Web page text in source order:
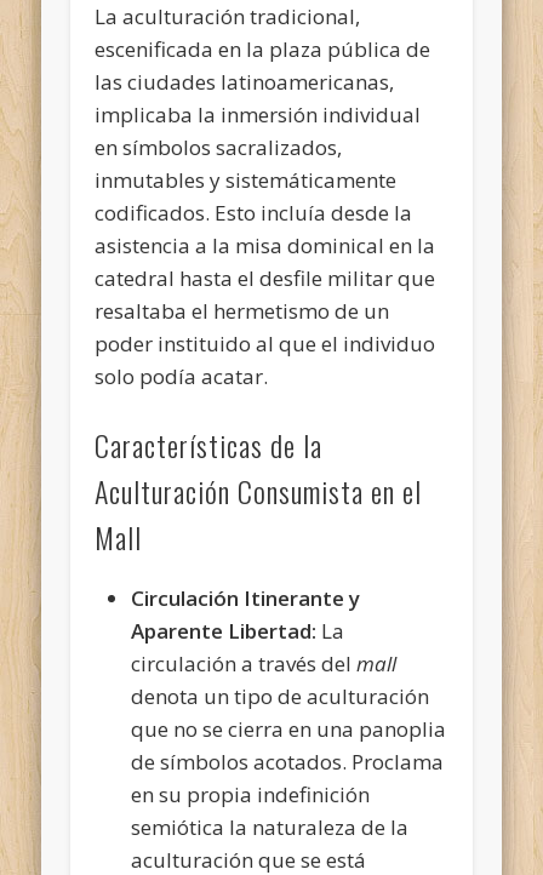
La aculturación tradicional,
escenificada en la plaza pública de
las ciudades latinoamericanas,
implicaba la inmersión individual
en símbolos sacralizados,
inmutables y sistemáticamente
codificados. Esto incluía desde la
asistencia a la misa dominical en la
catedral hasta el desfile militar que
resaltaba el hermetismo de un
poder instituido al que el individuo
solo podía acatar.
Características de la
Aculturación Consumista en el
Mall
Circulación Itinerante y
Aparente Libertad: La
circulación a través delmall
denota un tipo de aculturación
que no se cierra en una panoplia
de símbolos acotados. Proclama
en su propia indefinición
semiótica la naturaleza de la
aculturación que se está